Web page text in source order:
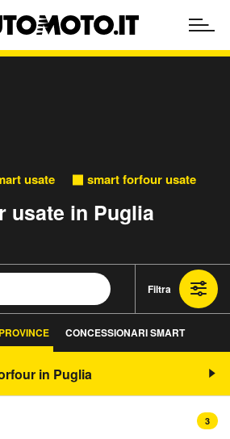
usate smart forfour usate
usate in Puglia
Filtra
CONCESSIONARI SMART
in Puglia
3